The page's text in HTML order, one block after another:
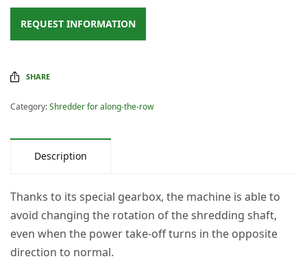
REQUEST INFORMATION
SHARE
Category:Shredder for along-the-row
Description
Thanks to its special gearbox, the machine is able to
avoid changing the rotation of the shredding shaft,
even when the power take-off turns in the opposite
direction to normal.